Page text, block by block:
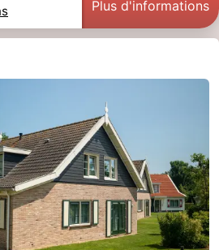
Plus d'informations